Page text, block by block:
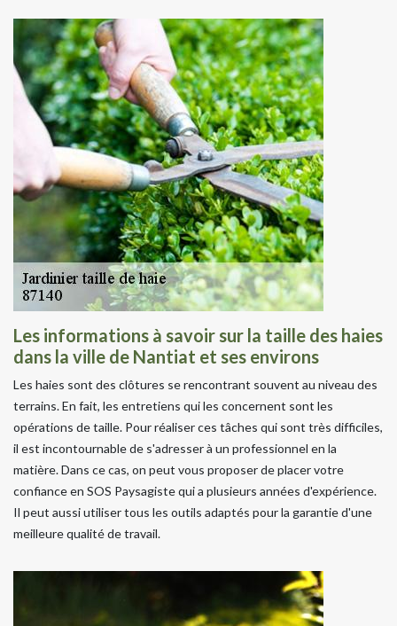
Les informations à savoir sur la taille des haies
dans la ville de Nantiat et ses environs
Les haies sont des clôtures se rencontrant souvent au niveau des
terrains. En fait, les entretiens qui les concernent sont les
opérations de taille. Pour réaliser ces tâches qui sont très difficiles,
il est incontournable de s'adresser à un professionnel en la
matière. Dans ce cas, on peut vous proposer de placer votre
confiance en SOS Paysagiste qui a plusieurs années d'expérience.
Il peut aussi utiliser tous les outils adaptés pour la garantie d'une
meilleure qualité de travail.